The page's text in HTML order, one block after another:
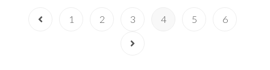
Vai alla pagina precedente
1 2 3 4 5 6
Vai alla pagina successiva